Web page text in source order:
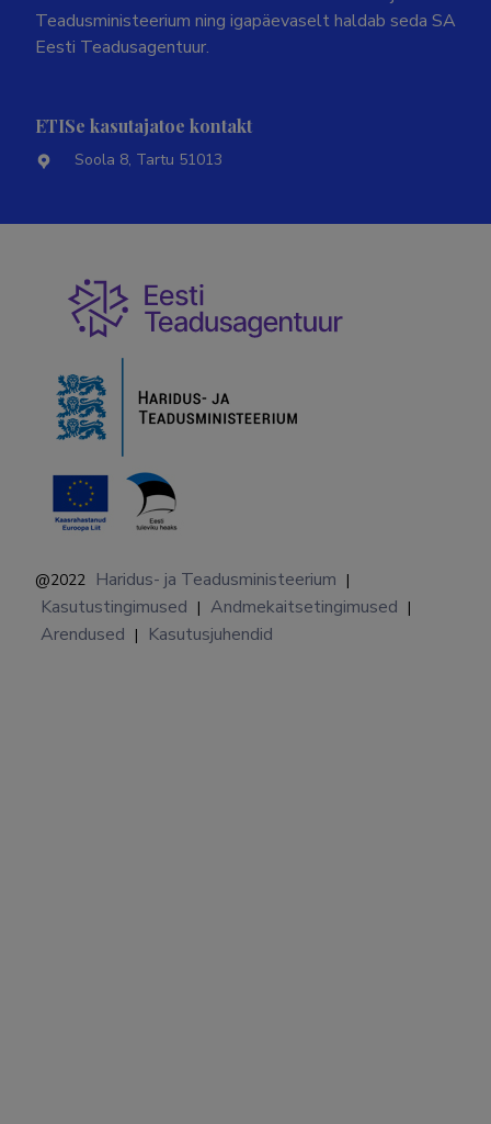
Teadusministeerium ning igapäevaselt haldab seda SA
Eesti Teadusagentuur.
ETISe kasutajatoe kontakt
Soola 8, Tartu 51013
@2022 Haridus- ja Teadusministeerium |
Kasutustingimused | Andmekaitsetingimused |
Arendused | Kasutusjuhendid